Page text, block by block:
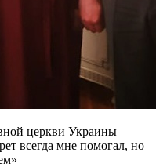
церкви Украины
всегда мне помогал, но